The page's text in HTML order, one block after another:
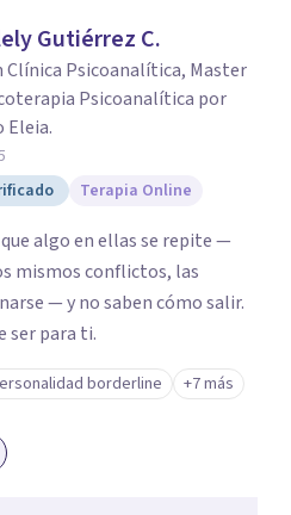
Gutiérrez C.
Clínica Psicoanalítica, Master
Psicoanalítica por
Eleia.
Terapia Online
algo en ellas se repite —
mismos conflictos, las
— y no saben cómo salir.
ser para ti.
borderline +7 más